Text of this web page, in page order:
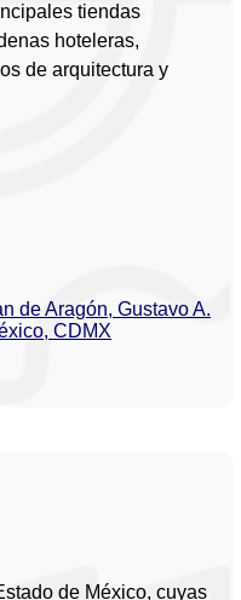
tiendas
hoteleras,
de arquitectura y
de Aragón, Gustavo A.
CDMX
de México, cuyas